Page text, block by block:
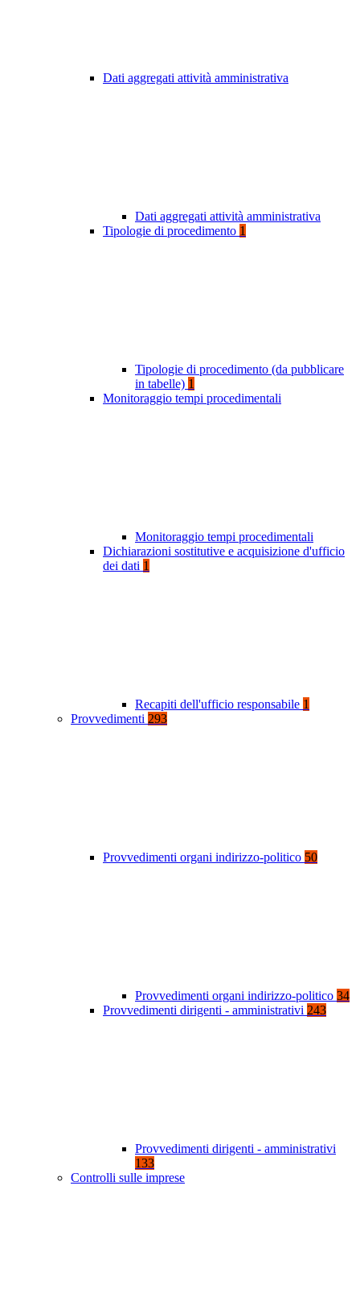
Dati aggregati attività amministrativa
Dati aggregati attività amministrativa
Tipologie di procedimento 1
Tipologie di procedimento (da pubblicare
in tabelle) 1
Monitoraggio tempi procedimentali
Monitoraggio tempi procedimentali
Dichiarazioni sostitutive e acquisizione d'ufficio
dei dati 1
Recapiti dell'ufficio responsabile 1
Provvedimenti 293
Provvedimenti organi indirizzo-politico 50
Provvedimenti organi indirizzo-politico 34
Provvedimenti dirigenti - amministrativi 243
Provvedimenti dirigenti - amministrativi
133
Controlli sulle imprese